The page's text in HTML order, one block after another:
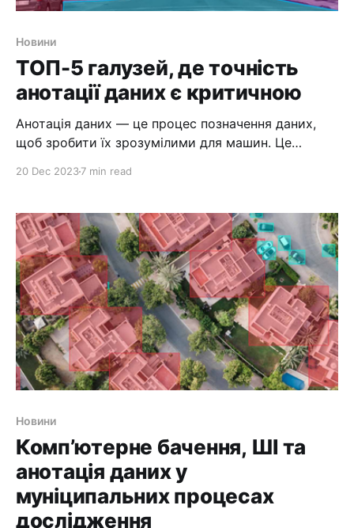
Новини
ТОП-5 галузей, де точність
анотації даних є критичною
Анотація даних — це процес позначення даних,
щоб зробити їх зрозумілими для машин. Це
точні прогнози. Точність анотації даних є
надзвичайно важливою, оскільки вона
безпосередньо впливає на продуктивність
моделей. У цій статті ми
20 Dec 20237 min read
Новини
Комп’ютерне бачення, ШІ та
анотація даних у
муніципальних процесах
дослідження